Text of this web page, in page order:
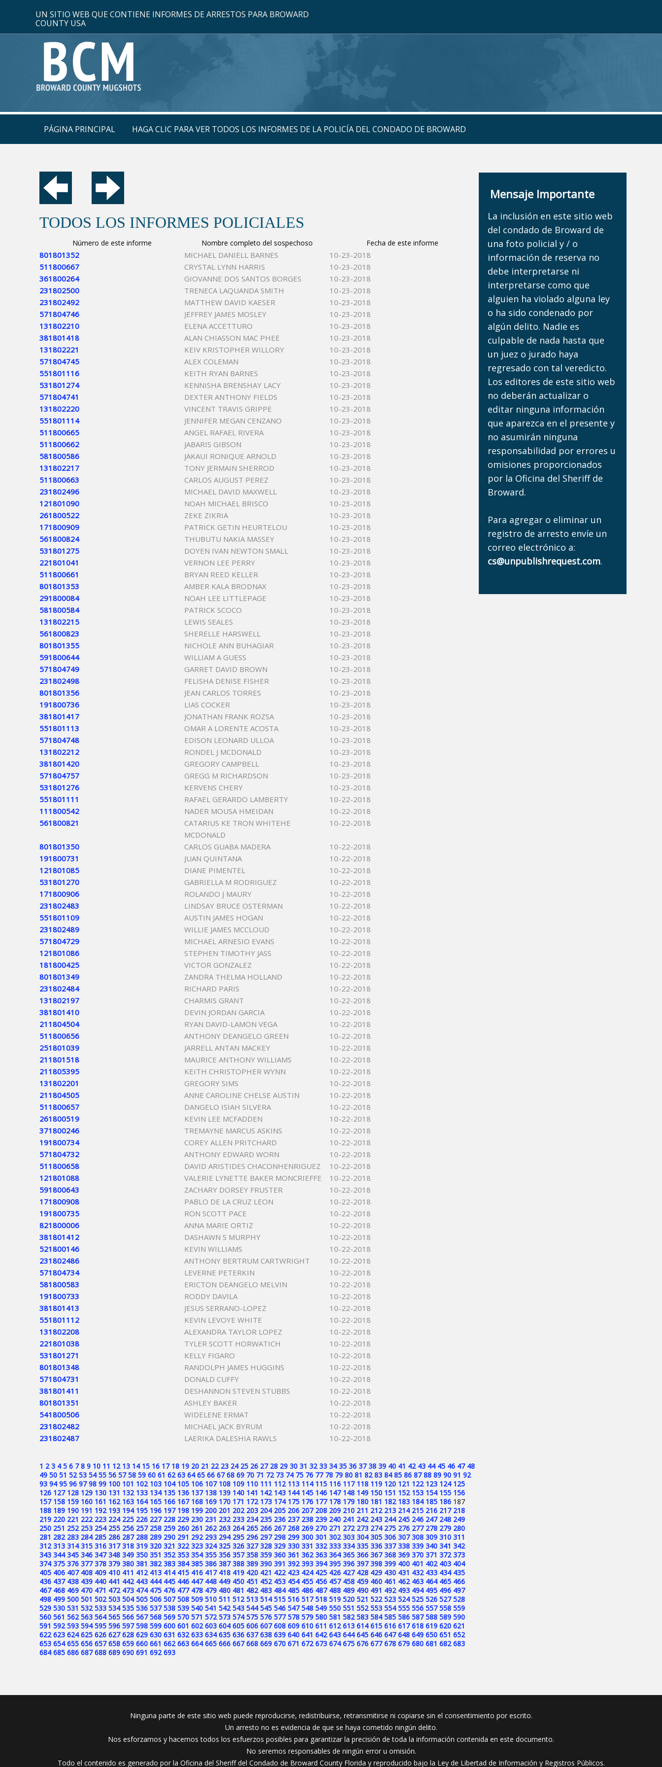
UN SITIO WEB QUE CONTIENE INFORMES DE ARRESTOS PARA BROWARD
COUNTY USA
PÁGINA PRINCIPAL HAGA CLIC PARA VER TODOS LOS INFORMES DE LA POLICÍA DEL CONDADO DE BROWARD
TODOS LOS INFORMES POLICIALES
Número de este informe Nombre completo del sospechoso Fecha de este informe
801801352 MICHAEL DANIELL BARNES
10-23-2018
511800667
CRYSTAL LYNN HARRIS
10-23-2018
361800264
GIOVANNE DOS SANTOS BORGES
10-23-2018
231802500
TRENECA LAQUANDA SMITH
10-23-2018
231802492
MATTHEW DAVID KAESER
10-23-2018
571804746
JEFFREY JAMES MOSLEY
10-23-2018
131802210
ELENA ACCETTURO
10-23-2018
381801418
ALAN CHIASSON MAC PHEE
10-23-2018
131802221
KEIV KRISTOPHER WILLORY
10-23-2018
571804745
ALEX COLEMAN
10-23-2018
551801116
KEITH RYAN BARNES
10-23-2018
531801274
KENNISHA BRENSHAY LACY
10-23-2018
571804741
DEXTER ANTHONY FIELDS
10-23-2018
131802220
VINCENT TRAVIS GRIPPE
10-23-2018
551801114
JENNIFER MEGAN CENZANO
10-23-2018
511800665
ANGEL RAFAEL RIVERA
10-23-2018
511800662
JABARIS GIBSON
10-23-2018
581800586
JAKAUI RONIQUE ARNOLD
10-23-2018
131802217
TONY JERMAIN SHERROD
10-23-2018
511800663
CARLOS AUGUST PEREZ
10-23-2018
231802496
MICHAEL DAVID MAXWELL
10-23-2018
121801090
NOAH MICHAEL BRISCO
10-23-2018
261800522
ZEKE ZIKRIA
10-23-2018
171800909
PATRICK GETIN HEURTELOU
10-23-2018
561800824
THUBUTU NAKIA MASSEY
10-23-2018
531801275
DOYEN IVAN NEWTON SMALL
10-23-2018
221801041
VERNON LEE PERRY
10-23-2018
511800661
BRYAN REED KELLER
10-23-2018
801801353
AMBER KALA BRODNAX
10-23-2018
291800084
NOAH LEE LITTLEPAGE
10-23-2018
581800584
PATRICK SCOCO
10-23-2018
131802215
LEWIS SEALES
10-23-2018
561800823
SHERELLE HARSWELL
10-23-2018
801801355
NICHOLE ANN BUHAGIAR
10-23-2018
591800644
WILLIAM A GUESS
10-23-2018
571804749
GARRET DAVID BROWN
10-23-2018
231802498
FELISHA DENISE FISHER
10-23-2018
801801356
JEAN CARLOS TORRES
10-23-2018
191800736
LIAS COCKER
10-23-2018
381801417
JONATHAN FRANK ROZSA
10-23-2018
551801113
OMAR A LORENTE ACOSTA
10-23-2018
571804748
EDISON LEONARD ULLOA
10-23-2018
131802212
RONDEL J MCDONALD
10-23-2018
381801420
GREGORY CAMPBELL
10-23-2018
571804757
GREGG M RICHARDSON
10-23-2018
531801276
KERVENS CHERY
10-23-2018
551801111
RAFAEL GERARDO LAMBERTY
10-22-2018
111800542
NADER MOUSA HMEIDAN
10-22-2018
561800821
CATARIUS KE TRON WHITEHE
MCDONALD
10-22-2018
801801350 CARLOS GUABA MADERA
10-22-2018
191800731
JUAN QUINTANA
10-22-2018
121801085
DIANE PIMENTEL
10-22-2018
531801270
GABRIELLA M RODRIGUEZ
10-22-2018
171800906
ROLANDO J MAURY
10-22-2018
231802483
LINDSAY BRUCE OSTERMAN
10-22-2018
551801109
AUSTIN JAMES HOGAN
10-22-2018
231802489
WILLIE JAMES MCCLOUD
10-22-2018
571804729
MICHAEL ARNESIO EVANS
10-22-2018
121801086
STEPHEN TIMOTHY JASS
10-22-2018
181800425
VICTOR GONZALEZ
10-22-2018
801801349
ZANDRA THELMA HOLLAND
10-22-2018
231802484
RICHARD PARIS
10-22-2018
131802197
CHARMIS GRANT
10-22-2018
381801410
DEVIN JORDAN GARCIA
10-22-2018
211804504
RYAN DAVID-LAMON VEGA
10-22-2018
511800656
ANTHONY DEANGELO GREEN
10-22-2018
251801039
JARRELL ANTAN MACKEY
10-22-2018
211801518
MAURICE ANTHONY WILLIAMS
10-22-2018
211805395
KEITH CHRISTOPHER WYNN
10-22-2018
131802201
GREGORY SIMS
10-22-2018
211804505
ANNE CAROLINE CHELSE AUSTIN
10-22-2018
511800657
DANGELO ISIAH SILVERA
10-22-2018
261800519
KEVIN LEE MCFADDEN
10-22-2018
371800246
TREMAYNE MARCUS ASKINS
10-22-2018
191800734
COREY ALLEN PRITCHARD
10-22-2018
571804732
ANTHONY EDWARD WORN
10-22-2018
511800658
DAVID ARISTIDES CHACONHENRIGUEZ
10-22-2018
121801088
VALERIE LYNETTE BAKER MONCRIEFFE
10-22-2018
591800643
ZACHARY DORSEY FRUSTER
10-22-2018
171800908
PABLO DE LA CRUZ LEON
10-22-2018
191800735
RON SCOTT PACE
10-22-2018
821800006
ANNA MARIE ORTIZ
10-22-2018
381801412
DASHAWN S MURPHY
10-22-2018
521800146
KEVIN WILLIAMS
10-22-2018
231802486
ANTHONY BERTRUM CARTWRIGHT
10-22-2018
571804734
LEVERNE PETERKIN
10-22-2018
581800583
ERICTON DEANGELO MELVIN
10-22-2018
191800733
RODDY DAVILA
10-22-2018
381801413
JESUS SERRANO-LOPEZ
10-22-2018
551801112
KEVIN LEVOYE WHITE
10-22-2018
131802208
ALEXANDRA TAYLOR LOPEZ
10-22-2018
221801038
TYLER SCOTT HORWATICH
10-22-2018
531801271
KELLY FIGARO
10-22-2018
801801348
RANDOLPH JAMES HUGGINS
10-22-2018
571804731
DONALD CUFFY
10-22-2018
381801411
DESHANNON STEVEN STUBBS
10-22-2018
801801351
ASHLEY BAKER
10-22-2018
541800506
WIDELENE ERMAT
10-22-2018
231802482
MICHAEL JACK BYRUM
10-22-2018
231802487
LAERIKA DALESHIA RAWLS 10-22-2018
1 2 3 4 5 6 7 8 9 10 11 12 13 14 15 16 17 18 19 20 21 22 23 24 25 26 27 28 29 30 31 32 33 34 35 36 37 38 39 40 41 42 43 44 45 46 47 48
49 50 51 52 53 54 55 56 57 58 59 60 61 62 63 64 65 66 67 68 69 70 71 72 73 74 75 76 77 78 79 80 81 82 83 84 85 86 87 88 89 90 91 92
93 94 95 96 97 98 99 100 101 102 103 104 105 106 107 108 109 110 111 112 113 114 115 116 117 118 119 120 121 122 123 124 125
126 127 128 129 130 131 132 133 134 135 136 137 138 139 140 141 142 143 144 145 146 147 148 149 150 151 152 153 154 155 156
157 158 159 160 161 162 163 164 165 166 167 168 169 170 171 172 173 174 175 176 177 178 179 180 181 182 183 184 185 186 187
188 189 190 191 192 193 194 195 196 197 198 199 200 201 202 203 204 205 206 207 208 209 210 211 212 213 214 215 216 217 218
219 220 221 222 223 224 225 226 227 228 229 230 231 232 233 234 235 236 237 238 239 240 241 242 243 244 245 246 247 248 249
250 251 252 253 254 255 256 257 258 259 260 261 262 263 264 265 266 267 268 269 270 271 272 273 274 275 276 277 278 279 280
281 282 283 284 285 286 287 288 289 290 291 292 293 294 295 296 297 298 299 300 301 302 303 304 305 306 307 308 309 310 311
312 313 314 315 316 317 318 319 320 321 322 323 324 325 326 327 328 329 330 331 332 333 334 335 336 337 338 339 340 341 342
343 344 345 346 347 348 349 350 351 352 353 354 355 356 357 358 359 360 361 362 363 364 365 366 367 368 369 370 371 372 373
374 375 376 377 378 379 380 381 382 383 384 385 386 387 388 389 390 391 392 393 394 395 396 397 398 399 400 401 402 403 404
405 406 407 408 409 410 411 412 413 414 415 416 417 418 419 420 421 422 423 424 425 426 427 428 429 430 431 432 433 434 435
436 437 438 439 440 441 442 443 444 445 446 447 448 449 450 451 452 453 454 455 456 457 458 459 460 461 462 463 464 465 466
467 468 469 470 471 472 473 474 475 476 477 478 479 480 481 482 483 484 485 486 487 488 489 490 491 492 493 494 495 496 497
498 499 500 501 502 503 504 505 506 507 508 509 510 511 512 513 514 515 516 517 518 519 520 521 522 523 524 525 526 527 528
529 530 531 532 533 534 535 536 537 538 539 540 541 542 543 544 545 546 547 548 549 550 551 552 553 554 555 556 557 558 559
560 561 562 563 564 565 566 567 568 569 570 571 572 573 574 575 576 577 578 579 580 581 582 583 584 585 586 587 588 589 590
591 592 593 594 595 596 597 598 599 600 601 602 603 604 605 606 607 608 609 610 611 612 613 614 615 616 617 618 619 620 621
622 623 624 625 626 627 628 629 630 631 632 633 634 635 636 637 638 639 640 641 642 643 644 645 646 647 648 649 650 651 652
653 654 655 656 657 658 659 660 661 662 663 664 665 666 667 668 669 670 671 672 673 674 675 676 677 678 679 680 681 682 683
684 685 686 687 688 689 690 691 692 693
Mensaje Importante
La inclusión en este sitio web
del condado de Broward de
una foto policial y / o
información de reserva no
debe interpretarse ni
interpretarse como que
alguien ha violado alguna ley
o ha sido condenado por
algún delito. Nadie es
culpable de nada hasta que
un juez o jurado haya
regresado con tal veredicto.
Los editores de este sitio web
no deberán actualizar o
editar ninguna información
que aparezca en el presente y
no asumirán ninguna
responsabilidad por errores u
omisiones proporcionados
por la Oficina del Sheriff de
Broward.
Para agregar o eliminar un
registro de arresto envíe un
correo electrónico a:
cs@unpublishrequest.com.
Ninguna parte de este sitio web puede reproducirse, redistribuirse, retransmitirse ni copiarse sin el consentimiento por escrito.
Un arresto no es evidencia de que se haya cometido ningún delito.
Nos esforzamos y hacemos todos los esfuerzos posibles para garantizar la precisión de toda la información contenida en este documento.
No seremos responsables de ningún error u omisión.
Todo el contenido es generado por la Oficina del Sheriff del Condado de Broward County Florida y reproducido bajo la Ley de Libertad de Información y Registros Públicos.